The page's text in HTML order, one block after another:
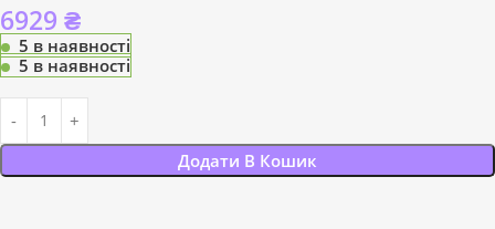
6929 ₴
5 в наявності
5 в наявності
Додати В Кошик